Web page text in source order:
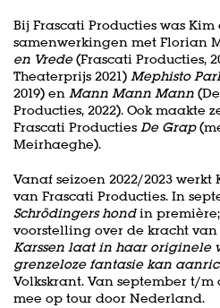
Bij Frascati Producties was
samenwerkingen met Florian
en Vrede(Frascati Producties,
Theaterprijs 2021) Mephisto
2019) en Mann Mann Mann
Producties, 2022). Ook maakte
Frascati Producties De Grap
Meirhaeghe).
Vanaf seizoen 2022/2023
van Frascati Producties. In
Schrödingers hondin première;
voorstelling over de kracht
Karssen laat in haar originele
grenzeloze fantasie kan
Volkskrant. Van september t/m
mee op tour door Nederland.